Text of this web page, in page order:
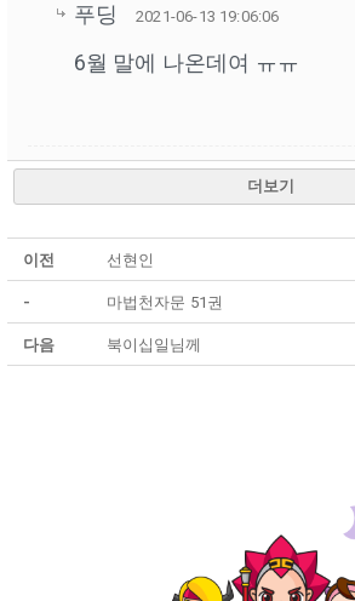
푸딩 2021-06-13 19:06:06
6월 말에 나온데여 ㅠㅠ
더보기
이전 선현인
- 마법천자문 51권
다음 북이십일님께